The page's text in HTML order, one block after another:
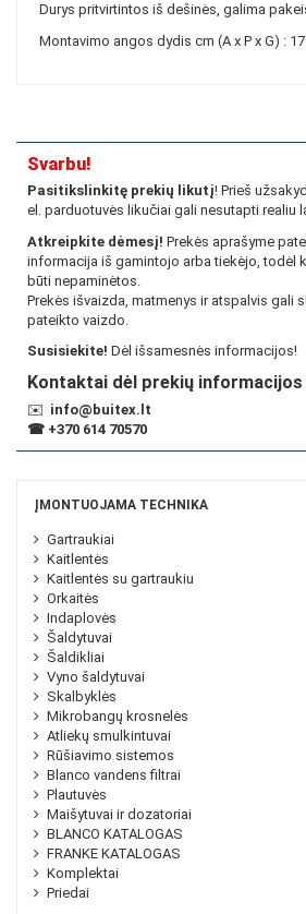
Durys pritvirtintos iš dešinės, galima
Montavimo angos dydis cm (A x P x G) :
Svarbu!
Pasitikslinkitę prekių likutį! Prieš
el. parduotuvės likučiai gali nesutapti realiu
Atkreipkite dėmesį! Prekės aprašyme
informacija iš gamintojo arba tiekėjo, todėl
būti nepaminėtos.
Prekės išvaizda, matmenys ir atspalvis gali
pateikto vaizdo.
Susisiekite! Dėl išsamesnės informacijos!
Kontaktai dėl prekių
✉️ info@buitex.lt
☎ +370 614 70570
ĮMONTUOJAMA TECHNIKA
Gartraukiai
Kaitlentės
Kaitlentės su gartraukiu
Orkaitės
Indaplovės
Šaldytuvai
Šaldikliai
Vyno šaldytuvai
Skalbyklės
Mikrobangų krosnelės
Atliekų smulkintuvai
Rūšiavimo sistemos
Blanco vandens filtrai
Plautuvės
Maišytuvai ir dozatoriai
BLANCO KATALOGAS
FRANKE KATALOGAS
Komplektai
Priedai